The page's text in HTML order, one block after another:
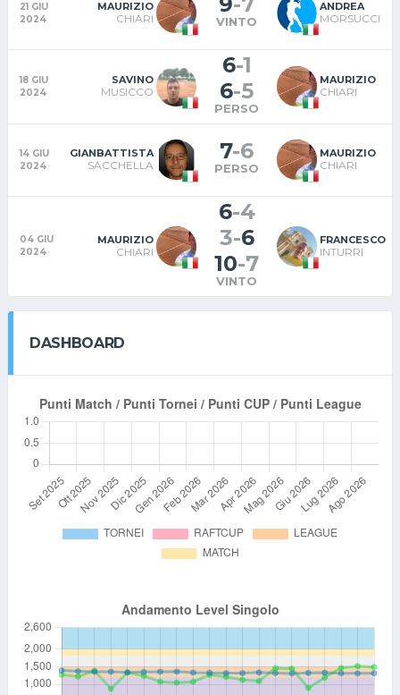
21 GIU
2024
MAURIZIO
CHIARI VINTO
ANDREA
MORSUCCI
18 GIU
2024
SAVINO
MUSICCO
6-1
6-5
PERSO
MAURIZIO
CHIARI
14 GIU
2024
GIANBATTISTA
SACCHELLA
7-6
PERSO
MAURIZIO
CHIARI
04 GIU
2024
MAURIZIO
CHIARI
6-4
3-6
10-7
VINTO
FRANCESCO
INTURRI
DASHBOARD